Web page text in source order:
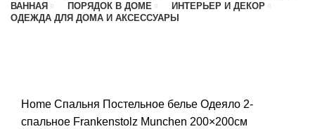
ВАННАЯ
ПОРЯДОК В ДОМЕ
ИНТЕРЬЕР И ДЕКОР
ОДЕЖДА ДЛЯ ДОМА И АКСЕССУАРЫ
Home Спальня Постельное белье Одеяло 2-
спальное Frankenstolz Munchen 200×200см